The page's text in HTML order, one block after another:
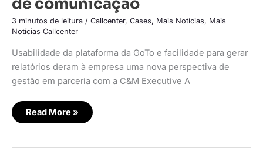
3 minutos de leitura / Callcenter, Cases, Mais Notícias, Mais
Notícias Callcenter
Usabilidade da plataforma da GoTo e facilidade para gerar
relatórios deram à empresa uma nova perspectiva de
gestão em parceria com a C&M Executive A
Read More »